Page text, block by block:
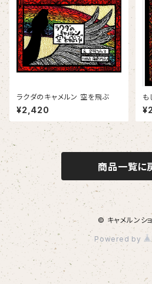
ラクダのキャメルン 空を飛ぶ
¥2,420
も
ば
商品一覧に
© キャメルンシ
Powered by